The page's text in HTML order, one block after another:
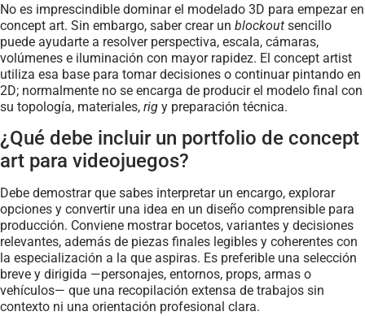
No es imprescindible dominar el modelado 3D para empezar en
concept art. Sin embargo, saber crear un blockout sencillo
puede ayudarte a resolver perspectiva, escala, cámaras,
volúmenes e iluminación con mayor rapidez. El concept artist
utiliza esa base para tomar decisiones o continuar pintando en
2D; normalmente no se encarga de producir el modelo final con
su topología, materiales, rig y preparación técnica.
¿Qué debe incluir un portfolio de concept
art para videojuegos?
Debe demostrar que sabes interpretar un encargo, explorar
opciones y convertir una idea en un diseño comprensible para
producción. Conviene mostrar bocetos, variantes y decisiones
relevantes, además de piezas finales legibles y coherentes con
la especialización a la que aspiras. Es preferible una selección
breve y dirigida —personajes, entornos, props, armas o
vehículos— que una recopilación extensa de trabajos sin
contexto ni una orientación profesional clara.